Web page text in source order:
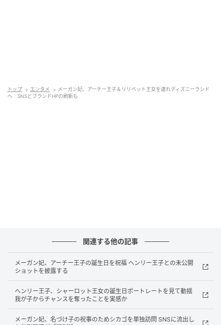
た家族が手をつないで歩く姿や、リリベット王女がシ
ンデレラやオーロラ姫とハグをする場面、恥ずかしが
って柱の後ろに隠れるアーチー王子の様子などが収め
られている。ほかにも、ミッキーマウスとハグをする
ドーリアや、メーガン妃が母の頬にキスをする写真が
公開された。
トップ エンタメ
メーガン妃、アーチー王子＆リリベット王女を連れディズニーランド
へ SNSとブランドHPの刷新も
関連する他の記事
メーガン妃、アーチー王子の誕生日を祝福 ヘンリー王子との未公開
ショットを披露する
ヘンリー王子、シャーロット王女の誕生日ポートレートを見て動揺
我が子からチャンスを奪ったことを実感か
メーガン妃、名づけ子の祝事のためシカゴを単独訪問 SNSに流出し